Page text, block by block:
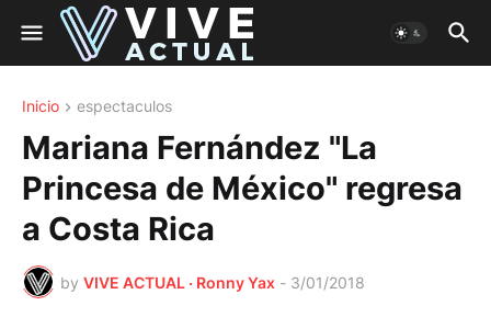
Inicio espectaculos
Mariana Fernández "La
Princesa de México" regresa
a Costa Rica
by VIVE ACTUAL · Ronny Yax - 3/01/2018